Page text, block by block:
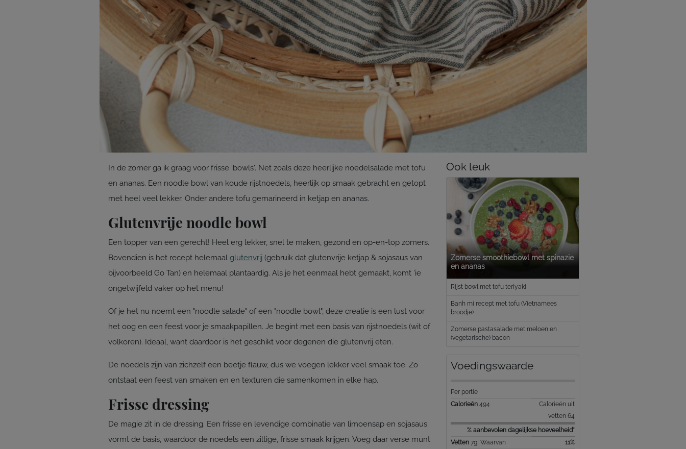
In de zomer ga ik graag voor frisse 'bowls'. Net zoals deze heerlijke noedelsalade met tofu
en ananas. Een noodle bowl van koude rijstnoedels, heerlijk op smaak gebracht en getopt
met heel veel lekker. Onder andere tofu gemarineerd in ketjap en ananas.
Glutenvrije noodle bowl
Een topper van een gerecht! Heel erg lekker, snel te maken, gezond en op-en-top zomers.
Bovendien is het recept helemaal glutenvrij (gebruik dat glutenvrije ketjap & sojasaus van
bijvoorbeeld Go Tan) en helemaal plantaardig. Als je het eenmaal hebt gemaakt, komt 'ie
ongetwijfeld vaker op het menu!
Of je het nu noemt een "noodle salade" of een "noodle bowl", deze creatie is een lust voor
het oog en een feest voor je smaakpapillen. Je begint met een basis van rijstnoedels (wit of
volkoren). Ideaal, want daardoor is het geschikt voor degenen die glutenvrij eten.
De noedels zijn van zichzelf een beetje flauw, dus we voegen lekker veel smaak toe. Zo
ontstaat een feest van smaken en en texturen die samenkomen in elke hap.
Frisse dressing
De magie zit in de dressing. Een frisse en levendige combinatie van limoensap en sojasaus
vormt de basis, waardoor de noedels een ziltige, frisse smaak krijgen. Voeg daar verse munt
Ook leuk
Zomerse smoothiebowl met spinazie
en ananas
Rijst bowl met tofu teriyaki
Banh mi recept met tofu (Vietnamees
broodje)
Zomerse pastasalade met meloen en
(vegetarische) bacon
Voedingswaarde
Per portie
Calorieën 494
Calorieën uit
vetten 64
% aanbevolen dagelijkse hoeveelheid*
Vetten 7g, Waarvan
11%